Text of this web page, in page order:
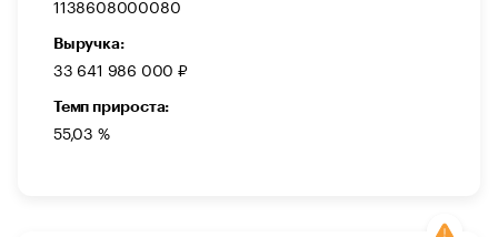
1138608000080
Выручка:
33 641 986 000 ₽
Темп прироста:
55,03 %